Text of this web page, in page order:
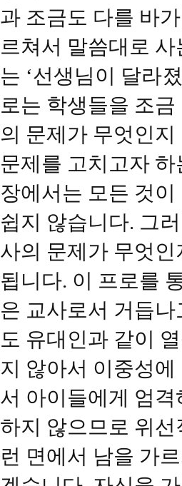
과 조금도 다를 바
르쳐서 말씀대로
는 ‘선생님이 달라
로는 학생들을 조
의 문제가 무엇인
문제를 고치고자
장에서는 모든 것
쉽지 않습니다. 그
사의 문제가 무엇
됩니다. 이 프로를
은 교사로서 거듭
도 유대인과 같이
지 않아서 이중성
서 아이들에게 엄
하지 않으므로 위
런 면에서 남을 가